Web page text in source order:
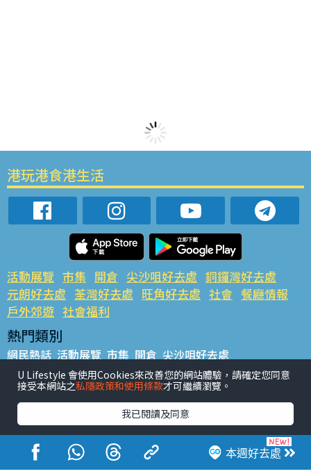
本週好去處
港玩港食港生活
活動展覽 市集 開倉 尖沙咀好去處 銅鑼灣好去處
元朗好去處 荃灣好去處 旺角好去處 社會 餐廳情報
戶外郊遊 社會福利
熱門類別
網民熱話 活動展覽 市集 開倉 尖沙咀好去處
銅鑼灣好去處 元朗好去處 荃灣好去處 旺角好去處 社會
餐廳情報 戶外郊遊
熱門標籤
#UGO搵好去處 #人氣活動推介 #美食社群熱話
#親子玩樂好去處
#ULifestyle應用程式
#限時搶
#UJetso禮物放送
#ULifestyle商戶中心 #著數 #網絡熱話
U Lifestyle 會使用Cookies來改善您的網站體驗，請確定您同意
接受本網站之私隱政策和使用條款才可繼續瀏覽。
我已閱讀及同意